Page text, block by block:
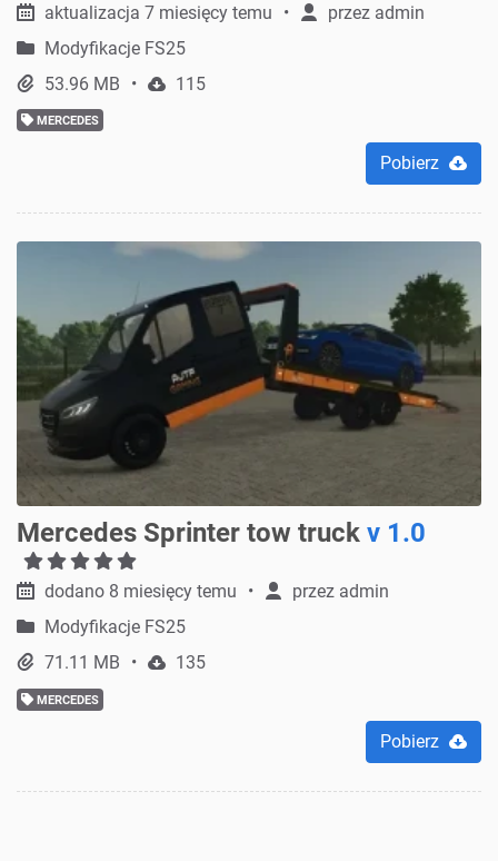
aktualizacja 7 miesięcy temu przez admin
Modyfikacje FS25
53.96 MB
115
MERCEDES
Pobierz
Mercedes Sprinter tow truck v 1.0
dodano 8 miesięcy temu przez admin
Modyfikacje FS25
71.11 MB
135
MERCEDES
Pobierz